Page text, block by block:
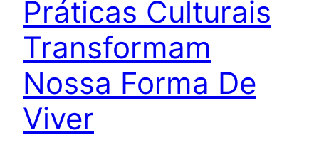
Práticas Culturais
Transformam
Nossa Forma De
Viver